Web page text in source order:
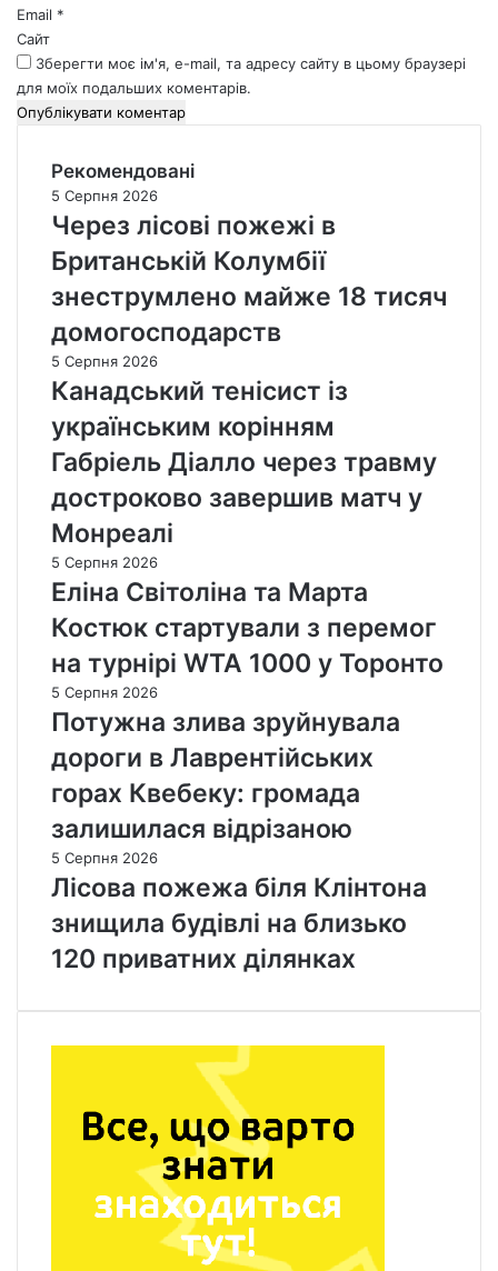
Email *
Сайт
Зберегти моє ім'я, e-mail, та адресу сайту в цьому браузері
для моїх подальших коментарів.
Рекомендовані
5 Серпня 2026
Через лісові пожежі в
Британській Колумбії
знеструмлено майже 18 тисяч
домогосподарств
5 Серпня 2026
Канадський тенісист із
українським корінням
Габріель Діалло через травму
достроково завершив матч у
Монреалі
5 Серпня 2026
Еліна Світоліна та Марта
Костюк стартували з перемог
на турнірі WTA 1000 у Торонто
5 Серпня 2026
Потужна злива зруйнувала
дороги в Лаврентійських
горах Квебеку: громада
залишилася відрізаною
5 Серпня 2026
Лісова пожежа біля Клінтона
знищила будівлі на близько
120 приватних ділянках